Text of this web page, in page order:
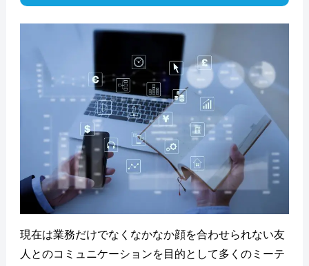
現在は業務だけでなくなかなか顔を合わせられない友
人とのコミュニケーションを目的として多くのミーテ